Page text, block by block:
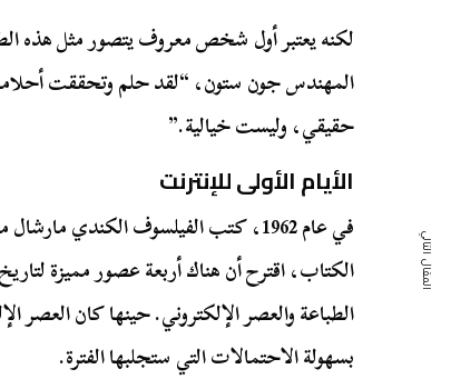
لكنه يعتبر أول شخص معروف يتصور مثل هذه
المهندس جون ستون، “لقد حلم وتحققت
حقيقي، وليست خيالية.”
الأيام الأولى للإنترنت
في عام 1962، كتب الفيلسوف الكندي
الكتاب، اقترح أن هناك أربعة عصور مميزة
الطباعة والعصر الإلكتروني. حينها كان العصر
بسهولة الاحتمالات التي ستجلبها الفترة.
المقال التالي